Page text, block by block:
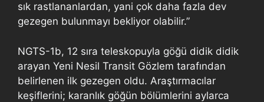
sık rastlananlardan, yani çok daha fazla dev
gezegen bulunmayı bekliyor olabilir.”
NGTS-1b, 12 sıra teleskopuyla göğü didik didik
arayan Yeni Nesil Transit Gözlem tarafından
belirlenen ilk gezegen oldu. Araştırmacılar
keşiflerini; karanlık göğün bölümlerini aylarca